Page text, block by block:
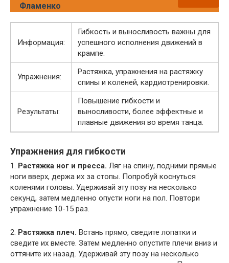
Фламенко
Информация:
Гибкость и выносливость важны для
успешного исполнения движений в
крампе.
Упражнения:
Растяжка, упражнения на растяжку
спины и коленей, кардиотренировки.
Результаты:
Повышение гибкости и
выносливости, более эффектные и
плавные движения во время танца.
Упражнения для гибкости
1. Растяжка ног и пресса. Ляг на спину, подними прямые
ноги вверх, держа их за стопы. Попробуй коснуться
коленями головы. Удерживай эту позу на несколько
секунд, затем медленно опусти ноги на пол. Повтори
упражнение 10-15 раз.
2. Растяжка плеч. Встань прямо, сведите лопатки и
сведите их вместе. Затем медленно опустите плечи вниз и
оттяните их назад. Удерживай эту позу на несколько